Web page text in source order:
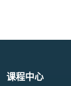
课程中心